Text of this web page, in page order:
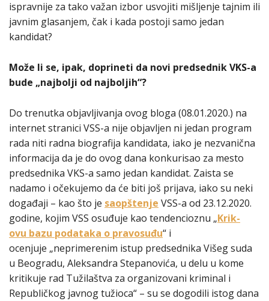
ispravnije za tako važan izbor usvojiti mišljenje tajnim ili
javnim glasanjem, čak i kada postoji samo jedan
kandidat?
Može li se, ipak, doprineti da novi predsednik VKS-a
bude „najbolji od najboljih“?
Do trenutka objavljivanja ovog bloga (08.01.2020.) na
internet stranici VSS-a nije objavljen ni jedan program
rada niti radna biografija kandidata, iako je nezvanična
informacija da je do ovog dana konkurisao za mesto
predsednika VKS-a samo jedan kandidat. Zaista se
nadamo i očekujemo da će biti još prijava, iako su neki
događaji – kao što je saopštenje VSS-a od 23.12.2020.
godine, kojim VSS osuđuje kao tendencioznu „Krik-
ovu bazu podataka o pravosuđu“ i
ocenjuje „neprimerenim istup predsednika Višeg suda
u Beogradu, Aleksandra Stepanovića, u delu u kome
kritikuje rad Tužilaštva za organizovani kriminal i
Republičkog javnog tužioca“ – su se dogodili istog dana